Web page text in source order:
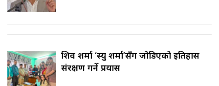
शिव शर्मा ‘स्यु शर्मा’सँग जोडिएको इतिहास
संरक्षण गर्ने प्रयास